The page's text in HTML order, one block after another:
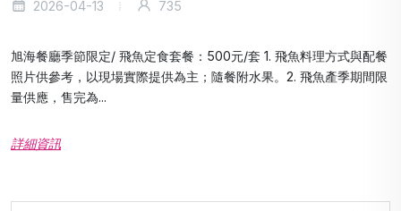
2026-04-13 735
旭海餐廳季節限定/ 飛魚定食套餐：500元/套 1. 飛魚料理方式與配餐
照片供參考，以現場實際提供為主；隨餐附水果。2. 飛魚產季期間限
量供應，售完為...
詳細資訊